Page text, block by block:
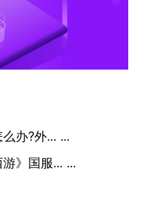
办?外... ...
》国服... ...